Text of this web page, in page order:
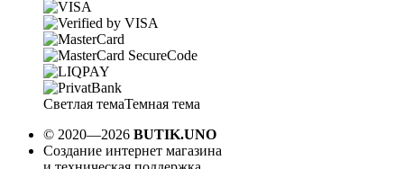
Светлая темаТемная тема
© 2020—2026 BUTIK.UNO
Создание интернет магазина